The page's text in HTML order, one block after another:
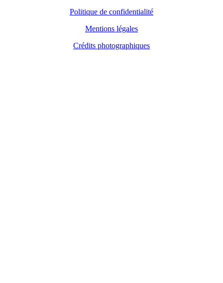
Politique de confidentialité
Mentions légales
Crédits photographiques